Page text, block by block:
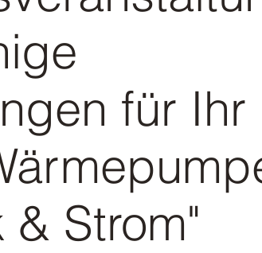
für Ihr
Strom"